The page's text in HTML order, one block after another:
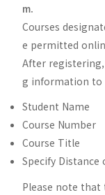
m.
Courses
e permitted
After
g information to
Student Name
Course Number
Course Title
Specify Distance
Please note that